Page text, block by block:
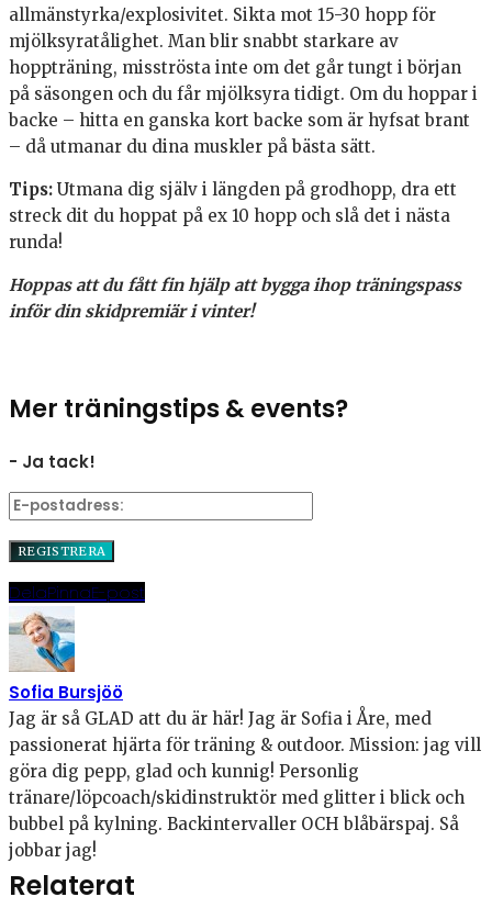
allmänstyrka/explosivitet. Sikta mot 15-30 hopp för
mjölksyratålighet. Man blir snabbt starkare av
hoppträning, misströsta inte om det går tungt i början
på säsongen och du får mjölksyra tidigt. Om du hoppar i
backe – hitta en ganska kort backe som är hyfsat brant
– då utmanar du dina muskler på bästa sätt.
Tips: Utmana dig själv i längden på grodhopp, dra ett
streck dit du hoppat på ex 10 hopp och slå det i nästa
runda!
Hoppas att du fått fin hjälp att bygga ihop träningspass
inför din skidpremiär i vinter!
Mer träningstips & events?
- Ja tack!
DelaPinnaE-post
Sofia Bursjöö
Jag är så GLAD att du är här! Jag är Sofia i Åre, med
passionerat hjärta för träning & outdoor. Mission: jag vill
göra dig pepp, glad och kunnig! Personlig
tränare/löpcoach/skidinstruktör med glitter i blick och
bubbel på kylning. Backintervaller OCH blåbärspaj. Så
jobbar jag!
Relaterat